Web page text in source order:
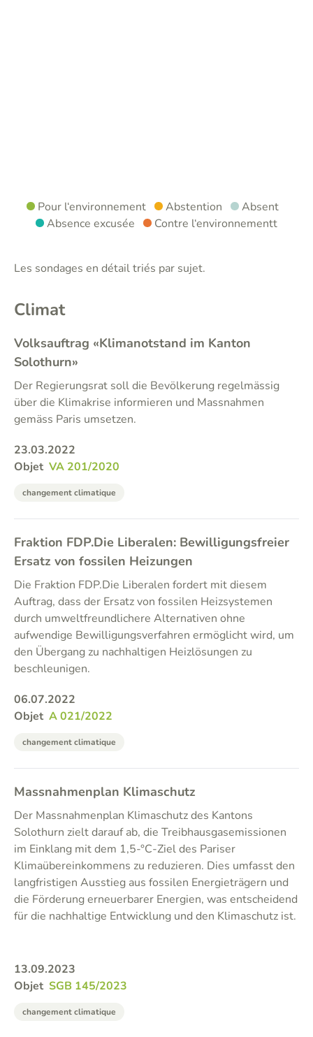
Pour l‘environnement Abstention
Absent
Absence excusée
Contre l‘environnementt
Les sondages en détail triés par sujet.
Climat
Volksauftrag «Klimanotstand im Kanton
Solothurn»
Der Regierungsrat soll die Bevölkerung regelmässig
über die Klimakrise informieren und Massnahmen
gemäss Paris umsetzen.
23.03.2022
Objet VA 201/2020
changement climatique
Fraktion FDP.Die Liberalen: Bewilligungsfreier
Ersatz von fossilen Heizungen
Die Fraktion FDP.Die Liberalen fordert mit diesem
Auftrag, dass der Ersatz von fossilen Heizsystemen
durch umweltfreundlichere Alternativen ohne
aufwendige Bewilligungsverfahren ermöglicht wird, um
den Übergang zu nachhaltigen Heizlösungen zu
beschleunigen.
06.07.2022
Objet A 021/2022
changement climatique
Massnahmenplan Klimaschutz
Der Massnahmenplan Klimaschutz des Kantons
Solothurn zielt darauf ab, die Treibhausgasemissionen
im Einklang mit dem 1,5-°C-Ziel des Pariser
Klimaübereinkommens zu reduzieren. Dies umfasst den
langfristigen Ausstieg aus fossilen Energieträgern und
die Förderung erneuerbarer Energien, was entscheidend
für die nachhaltige Entwicklung und den Klimaschutz ist.
13.09.2023
Objet SGB 145/2023
changement climatique